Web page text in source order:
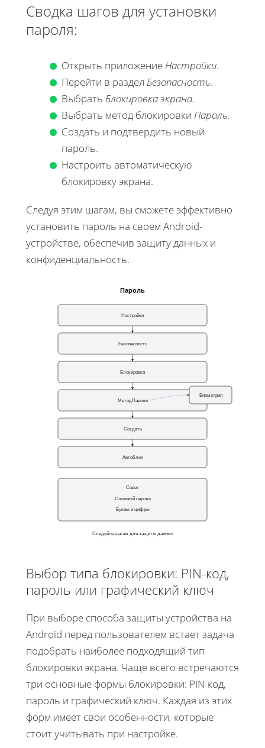
Сводка шагов для установки
пароля:
Открыть приложение Настройки.
Перейти в раздел Безопасность.
Выбрать Блокировка экрана.
Выбрать метод блокировки Пароль.
Создать и подтвердить новый
пароль.
Настроить автоматическую
блокировку экрана.
Следуя этим шагам, вы сможете эффективно
установить пароль на своем Android-
устройстве, обеспечив защиту данных и
конфиденциальность.
Пароль
Настройки
Безопасность
Блокировка
МетодПароль
Создать
Автоблок
Биометрия
Совет
Сложный пароль
Буквы и цифры
Следуйте шагам для защиты данных
Выбор типа блокировки: PIN-код,
пароль или графический ключ
При выборе способа защиты устройства на
Android перед пользователем встает задача
подобрать наиболее подходящий тип
блокировки экрана. Чаще всего встречаются
три основные формы блокировки: PIN-код,
пароль и графический ключ. Каждая из этих
форм имеет свои особенности, которые
стоит учитывать при настройке.